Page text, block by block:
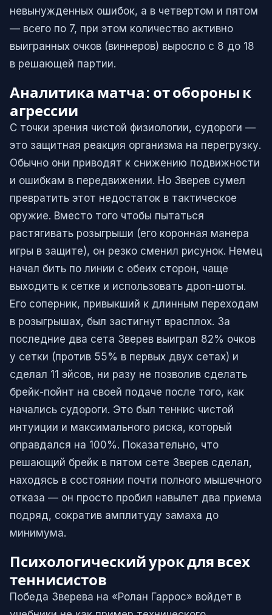
невынужденных ошибок, а в четвертом и пятом
— всего по 7, при этом количество активно
выигранных очков (виннеров) выросло с 8 до 18
в решающей партии.
Аналитика матча: от обороны к
агрессии
С точки зрения чистой физиологии, судороги —
это защитная реакция организма на перегрузку.
Обычно они приводят к снижению подвижности
и ошибкам в передвижении. Но Зверев сумел
превратить этот недостаток в тактическое
оружие. Вместо того чтобы пытаться
растягивать розыгрыши (его коронная манера
игры в защите), он резко сменил рисунок. Немец
начал бить по линии с обеих сторон, чаще
выходить к сетке и использовать дроп-шоты.
Его соперник, привыкший к длинным переходам
в розыгрышах, был застигнут врасплох. За
последние два сета Зверев выиграл 82% очков
у сетки (против 55% в первых двух сетах) и
сделал 11 эйсов, ни разу не позволив сделать
брейк-пойнт на своей подаче после того, как
начались судороги. Это был теннис чистой
интуиции и максимального риска, который
оправдался на 100%. Показательно, что
решающий брейк в пятом сете Зверев сделал,
находясь в состоянии почти полного мышечного
отказа — он просто пробил навылет два приема
подряд, сократив амплитуду замаха до
минимума.
Психологический урок для всех
теннисистов
Победа Зверева на «Ролан Гаррос» войдет в